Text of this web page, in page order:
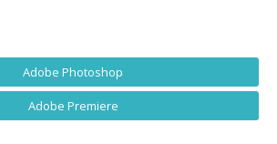
Adobe Photoshop
Adobe Premiere